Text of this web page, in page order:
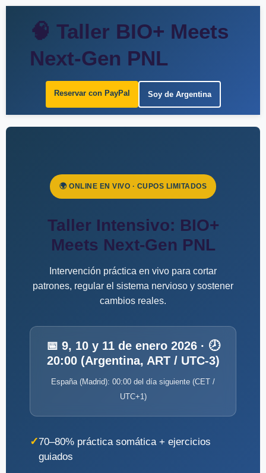
🧠 Taller BIO+ Meets
Next-Gen PNL
Reservar con PayPal Soy de Argentina
🌍 ONLINE EN VIVO · CUPOS LIMITADOS
Taller Intensivo: BIO+
Meets Next-Gen PNL
Intervención práctica en vivo para cortar
patrones, regular el sistema nervioso y sostener
cambios reales.
📅 9, 10 y 11 de enero 2026 · 🕗
20:00 (Argentina, ART / UTC-3)
España (Madrid): 00:00 del día siguiente (CET /
UTC+1)
70–80% práctica somática + ejercicios
guiados